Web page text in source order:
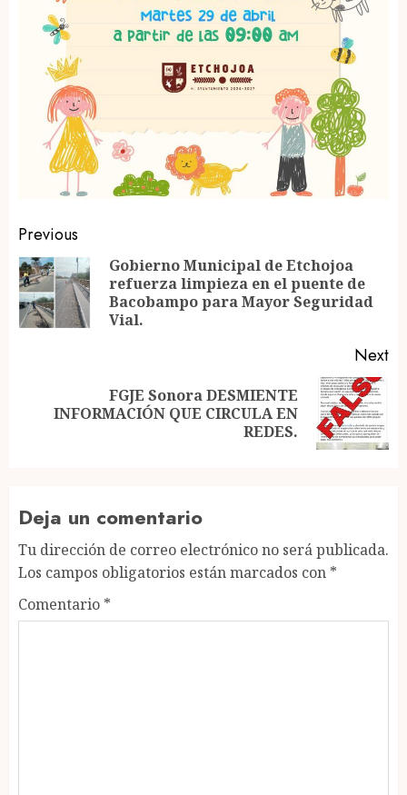
Post
navigation
Previous
Gobierno Municipal de Etchojoa
refuerza limpieza en el puente de
Bacobampo para Mayor Seguridad
Vial.
Next
Next
FGJE Sonora DESMIENTE
INFORMACIÓN QUE CIRCULA EN
REDES.
Deja un comentario
Tu dirección de correo electrónico no será publicada.
Los campos obligatorios están marcados con *
Comentario *